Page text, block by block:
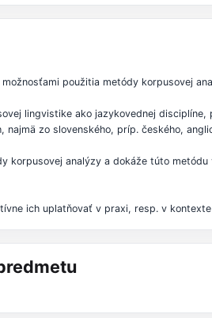
použitia metódy korpusovej
lingvistike ako jazykovednej
zo slovenského, príp. českého,
analýzy a dokáže túto
ich uplatňovať v praxi, resp. v